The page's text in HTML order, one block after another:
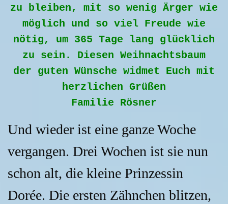
zu bleiben, mit so wenig Ärger wie
möglich und so viel Freude wie
nötig, um 365 Tage lang glücklich
zu sein. Diesen Weihnachtsbaum
der guten Wünsche widmet Euch mit
herzlichen Grüßen
Familie Rösner
Und wieder ist eine ganze Woche
vergangen. Drei Wochen ist sie nun
schon alt, die kleine Prinzessin
Dorée. Die ersten Zähnchen blitzen,